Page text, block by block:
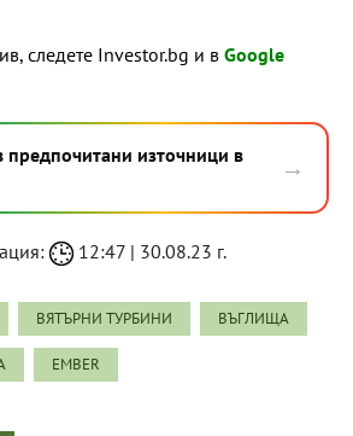
следете Investor.bg и в Google
източници в
→
12:47 | 30.08.23 г.
ВЯТЪРНИ ТУРБИНИ ВЪГЛИЩА
EMBER